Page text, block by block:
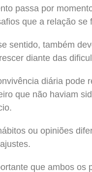
passa por
que a relação se
sentido, também
diante das
diária pode
que não haviam
ou opiniões
que ambos os